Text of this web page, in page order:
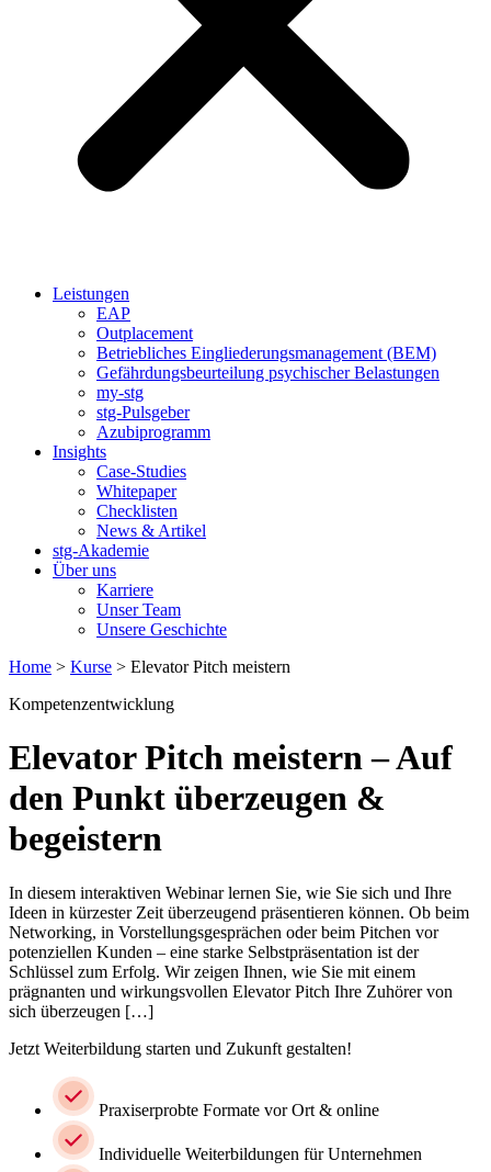
Leistungen
EAP
Outplacement
Betriebliches Eingliederungsmanagement (BEM)
Gefährdungsbeurteilung psychischer Belastungen
my-stg
stg-Pulsgeber
Azubiprogramm
Insights
Case-Studies
Whitepaper
Checklisten
News & Artikel
stg-Akademie
Über uns
Karriere
Unser Team
Unsere Geschichte
Home > Kurse > Elevator Pitch meistern
Kompetenzentwicklung
Elevator Pitch meistern– Auf
den Punkt überzeugen &
begeistern
In diesem interaktiven Webinar lernen Sie, wie Sie sich und Ihre
Ideen in kürzester Zeit überzeugend präsentieren können. Ob beim
Networking, in Vorstellungsgesprächen oder beim Pitchen vor
potenziellen Kunden – eine starke Selbstpräsentation ist der
Schlüssel zum Erfolg. Wir zeigen Ihnen, wie Sie mit einem
prägnanten und wirkungsvollen Elevator Pitch Ihre Zuhörer von
sich überzeugen […]
Jetzt Weiterbildung starten und Zukunft gestalten!
Praxiserprobte Formate vor Ort & online
Individuelle Weiterbildungen für Unternehmen